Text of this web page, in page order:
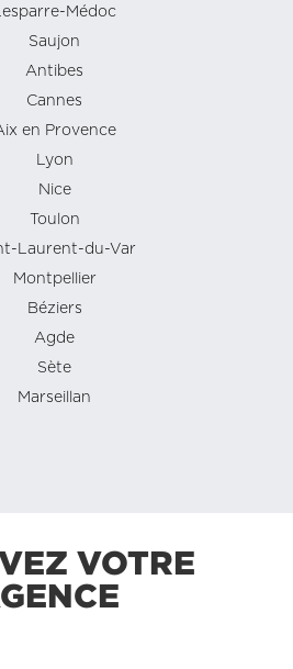
Médoc
Saujon
Antibes
Cannes
en Provence
Lyon
Nice
Toulon
Laurent-du-Var
Montpellier
Béziers
Agde
Sète
Marseillan
VOTRE